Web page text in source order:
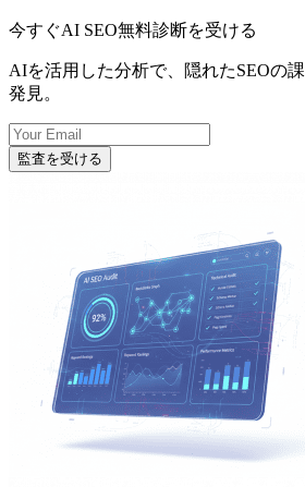
今すぐAI SEO無料診断を受ける
AIを活用した分析で、隠れたSEOの
発見。
監査を受ける